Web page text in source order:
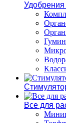
Удобрения
Все для